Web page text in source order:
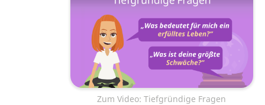
Zum Video: Tiefgründige Fragen